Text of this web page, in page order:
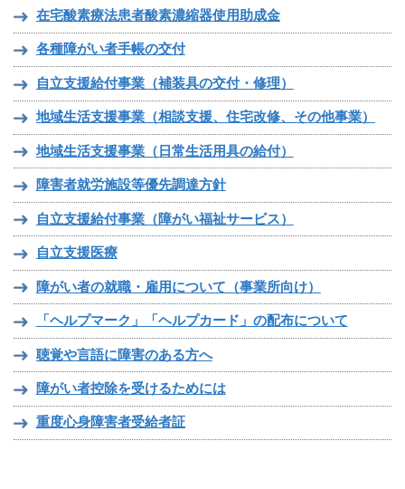
在宅酸素療法患者酸素濃縮器使用助成金
各種障がい者手帳の交付
自立支援給付事業（補装具の交付・修理）
地域生活支援事業（相談支援、住宅改修、その他事業）
地域生活支援事業（日常生活用具の給付）
障害者就労施設等優先調達方針
自立支援給付事業（障がい福祉サービス）
自立支援医療
障がい者の就職・雇用について（事業所向け）
「ヘルプマーク」「ヘルプカード」の配布について
聴覚や言語に障害のある方へ
障がい者控除を受けるためには
重度心身障害者受給者証